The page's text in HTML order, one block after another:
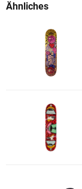
Ähnliches